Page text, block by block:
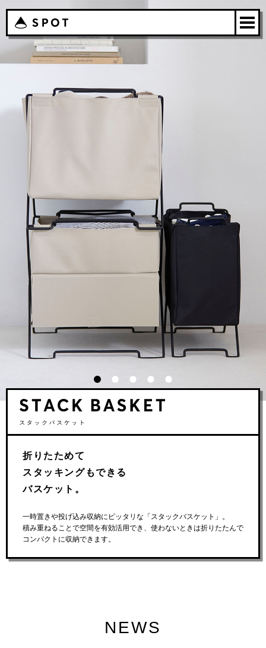
購入
3段ファブリックシェルフ
ボトムスワイヤーラック
たためるハンガーラック
インボックス
ハルペギー
ゴミストレージボックス
折りたためて
スタッキングもできる
バスケット。
一時置きや投げ込み収納にピッタリな「スタックバスケット」。
積み重ねることで空間を有効活用でき、使わないときは折りたたんで
コンパクトに収納できます。
NEWS